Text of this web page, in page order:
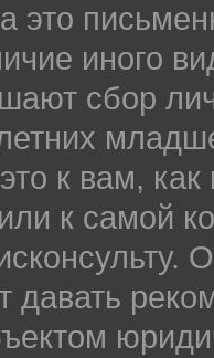
это
иного
сбор
к вам,
к самой
давать